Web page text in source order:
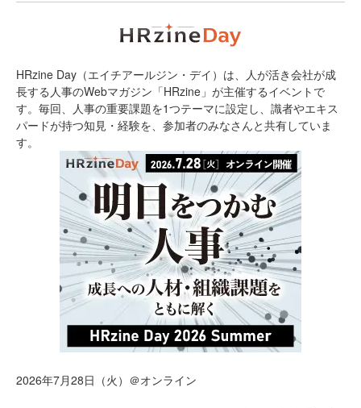
HRzine Day（エイチアールジン・デイ）は、人が活き会社が成
長する人事のWebマガジン「HRzine」が主催するイベントで
す。毎回、人事の重要課題を1つテーマに設定し、識者やエキス
パードが持つ知見・経験を、参加者のみなさんと共有していま
す。
2026年7月28日（火）＠オンライン